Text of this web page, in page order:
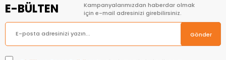
E-BÜLTEN
Kampanyalarımızdan haberdar olmak
için e-mail adresinizi girebilirsiniz.
Gönder